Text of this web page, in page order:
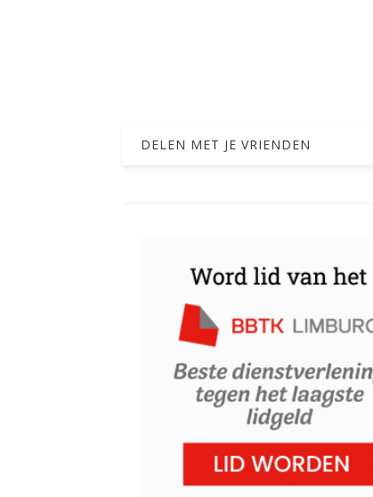
DELEN MET JE VRIENDEN